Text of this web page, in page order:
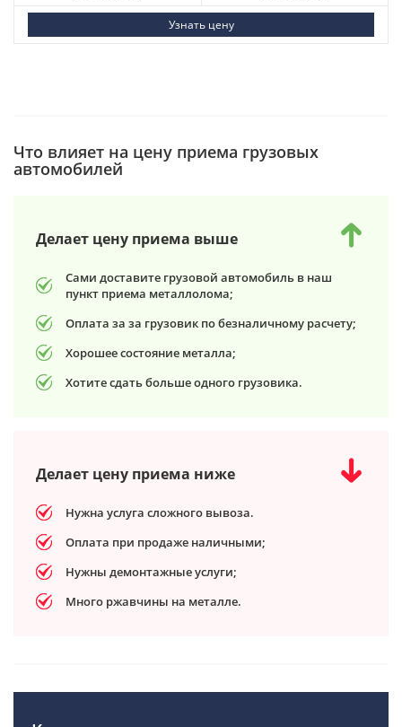
Узнать цену
Что влияет на цену приема грузовых
автомобилей
Делает цену приема выше
Сами доставите грузовой автомобиль в наш
пункт приема металлолома;
Оплата за за грузовик по безналичному расчету;
Хорошее состояние металла;
Хотите сдать больше одного грузовика.
Делает цену приема ниже
Нужна услуга сложного вывоза.
Оплата при продаже наличными;
Нужны демонтажные услуги;
Много ржавчины на металле.